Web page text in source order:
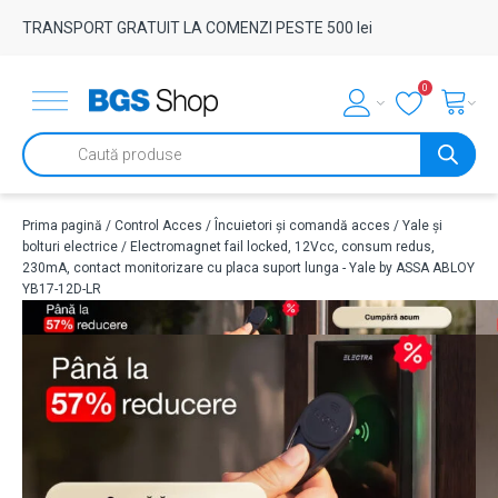
TRANSPORT GRATUIT LA COMENZI PESTE 500 lei
0
Products
search
Prima pagină / Control Acces / Încuietori și comandă acces / Yale și
bolturi electrice / Electromagnet fail locked, 12Vcc, consum redus,
230mA, contact monitorizare cu placa suport lunga - Yale by ASSA ABLOY
YB17-12D-LR